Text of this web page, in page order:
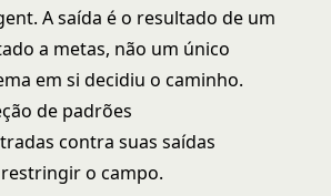
A saída é o resultado de um
a metas, não um único
em si decidiu o caminho.
de padrões
contra suas saídas
o campo.